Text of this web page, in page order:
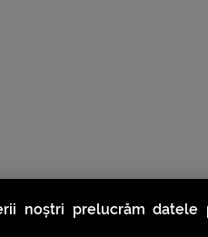
noștri prelucrăm datele